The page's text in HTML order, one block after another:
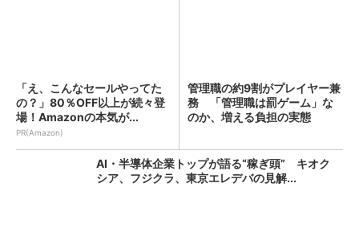
「え、こんなセールやってた
の？」80％OFF以上が続々登
場！Amazonの本気が...
PR(Amazon)
管理職の約9割がプレイヤー兼
務 「管理職は罰ゲーム」な
のか、増える負担の実態
AI・半導体企業トップが語る“稼ぎ頭” キオク
シア、フジクラ、東京エレデバの見解...